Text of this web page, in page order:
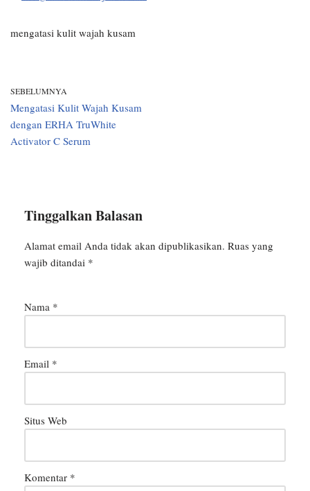
mengatasi kulit wajah kusam
SEBELUMNYA
Mengatasi Kulit Wajah Kusam
dengan ERHA TruWhite
Activator C Serum
Tinggalkan Balasan
Alamat email Anda tidak akan dipublikasikan. Ruas yang
wajib ditandai *
Nama *
Email *
Situs Web
Komentar *